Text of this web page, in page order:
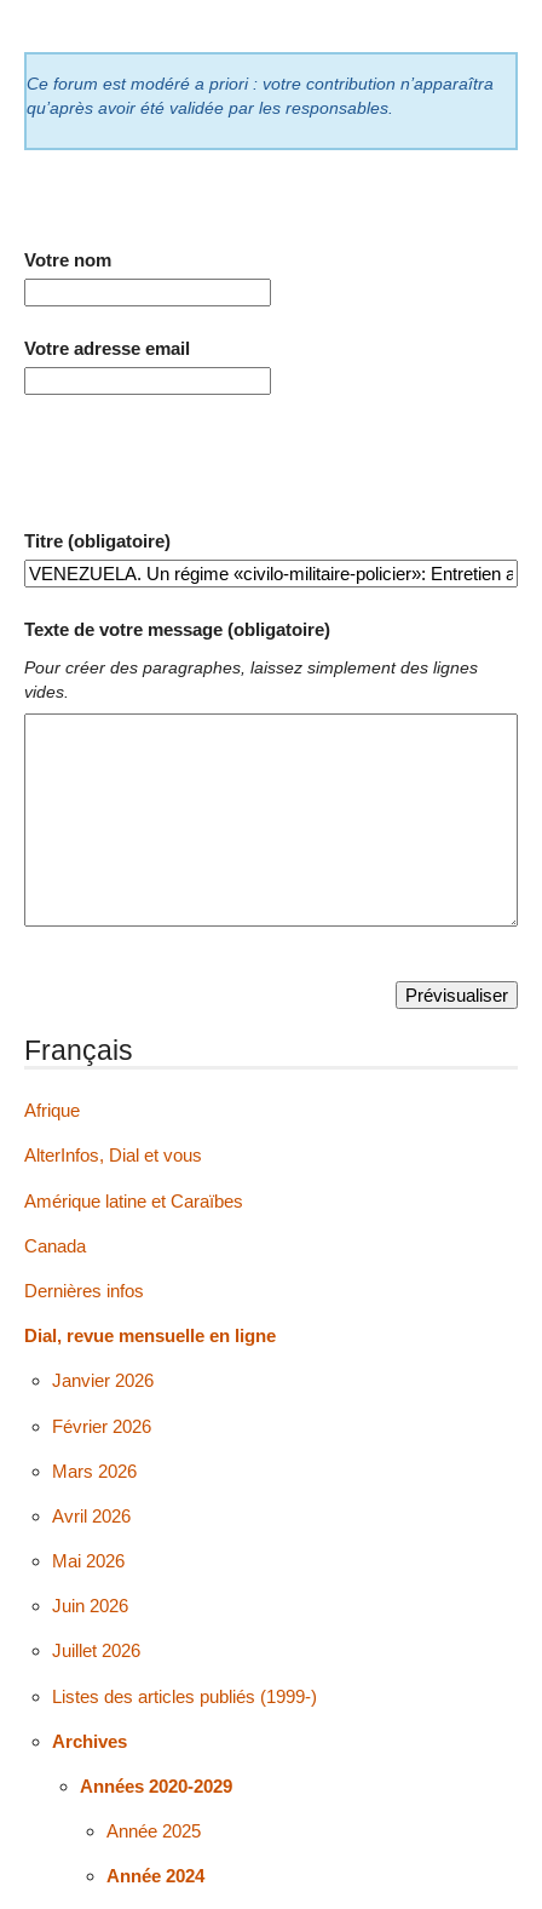
Ce forum est modéré a priori : votre contribution n’apparaîtra
qu’après avoir été validée par les responsables.
Votre nom
Votre adresse email
Titre (obligatoire)
Texte de votre message (obligatoire)
Pour créer des paragraphes, laissez simplement des lignes
vides.
Français
Afrique
AlterInfos, Dial et vous
Amérique latine et Caraïbes
Canada
Dernières infos
Dial, revue mensuelle en ligne
Janvier 2026
Février 2026
Mars 2026
Avril 2026
Mai 2026
Juin 2026
Juillet 2026
Listes des articles publiés (1999-)
Archives
Années 2020-2029
Année 2025
Année 2024